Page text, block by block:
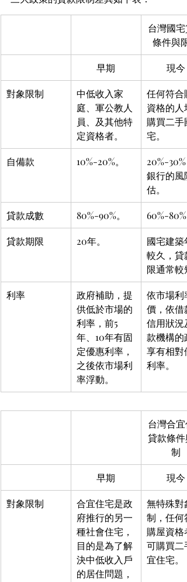
台灣國宅
條件與
早期 現今
對象限制
中低收入家
庭、軍公教人
員、及其他特
定資格者。
任何符合
資格的人
購買二手國
宅。
自備款 10%-20%。
20%-30%
銀行的風
估。
貸款成數 80%-90%。 60%-80%
貸款期限 20年。
國宅建築
較久，貸
限通常較
利率
政府補助，提
供低於市場的
利率，前5
年、10年有固
定優惠利率，
之後依市場利
率浮動。
依市場利
價，依借
信用狀況
款機構的
享有相對
利率。
台灣合宜
貸款條件
制
早期 現今
對象限制
合宜住宅是政
府推行的另一
種社會住宅，
目的是為了解
決中低收入戶
的居住問題，
無特殊對
制，任何
購屋資格
可購買二
宜住宅。